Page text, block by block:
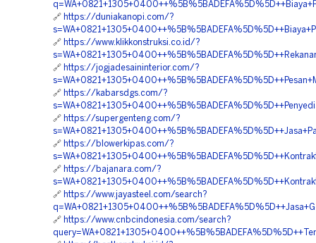
🔗 https://duniakanopi.com/?
🔗 https://www.klikkonstruksi.co.id/?
🔗 https://jogjadesaininterior.com/?
🔗 https://kabarsdgs.com/?
🔗 https://supergenteng.com/?
🔗 https://blowerkipas.com/?
🔗 https://bajanara.com/?
🔗 https://www.jayasteel.com/search?
🔗 https://www.cnbcindonesia.com/search?